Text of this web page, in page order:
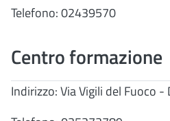
Telefono: 02439570
Centro formazione
Indirizzo: Via Vigili del Fuoco -